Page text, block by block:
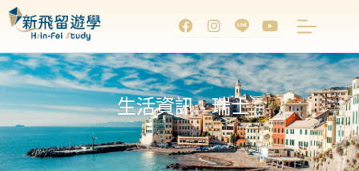
生活資訊 - 瑞士